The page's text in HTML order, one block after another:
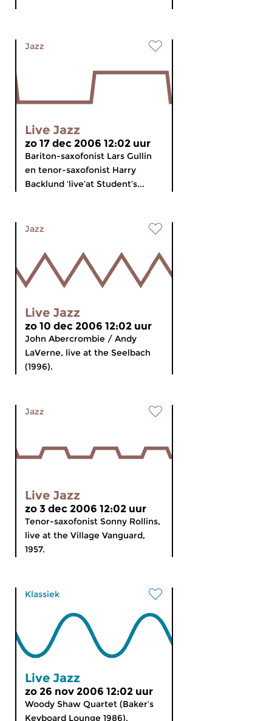
Jazz
Live Jazz
zo 17 dec 2006 12:02 uur
Bariton-saxofonist Lars Gullin
en tenor-saxofonist Harry
Backlund ‘live’at Student’s...
Jazz
Live Jazz
zo 10 dec 2006 12:02 uur
John Abercrombie / Andy
LaVerne, live at the Seelbach
(1996).
Jazz
Live Jazz
zo 3 dec 2006 12:02 uur
Tenor-saxofonist Sonny Rollins,
live at the Village Vanguard,
1957.
Klassiek
Live Jazz
zo 26 nov 2006 12:02 uur
Woody Shaw Quartet (Baker’s
Keyboard Lounge 1986).